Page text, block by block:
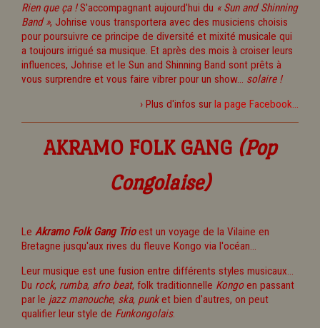
Rien que ça !S'accompagnant aujourd'hui du « Sun and Shinning
Band », Johrise vous transportera avec des musiciens choisis
pour poursuivre ce principe de diversité et mixité musicale qui
a toujours irrigué sa musique. Et après des mois à croiser leurs
influences, Johrise et le Sun and Shinning Band sont prêts à
vous surprendre et vous faire vibrer pour un show... solaire !
› Plus d'infos sur la page Facebook...
AKRAMO FOLK GANG (Pop
Congolaise)
Le Akramo Folk Gang Trioest un voyage de la Vilaine en
Bretagne jusqu'aux rives du fleuve Kongo via l'océan...
Leur musique est une fusion entre différents styles musicaux...
Du rock, rumba, afro beat, folk traditionnelle Kongoen passant
par le jazz manouche, ska, punket bien d'autres, on peut
qualifier leur style de Funkongolais.